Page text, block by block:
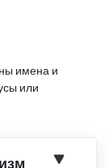
имена и
или